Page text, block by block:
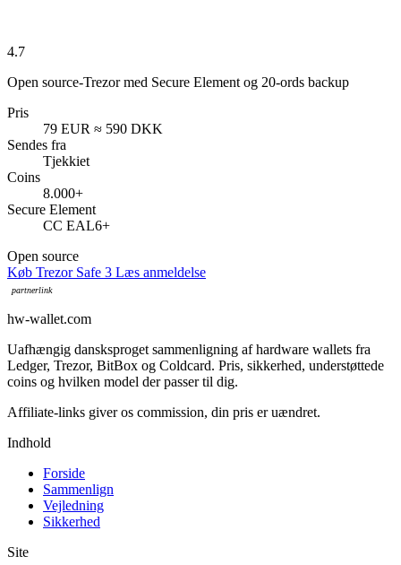
4.7
Open source-Trezor med Secure Element og 20-ords backup
Pris
79 EUR ≈ 590 DKK
Sendes fra
Tjekkiet
Coins
8.000+
Secure Element
CC EAL6+
Open source
Køb Trezor Safe 3 Læs anmeldelse
hw-wallet.com
Uafhængig dansksproget sammenligning af hardware wallets fra
Ledger, Trezor, BitBox og Coldcard. Pris, sikkerhed, understøttede
coins og hvilken model der passer til dig.
Indhold
Forside
Sammenlign
Vejledning
Sikkerhed
Site